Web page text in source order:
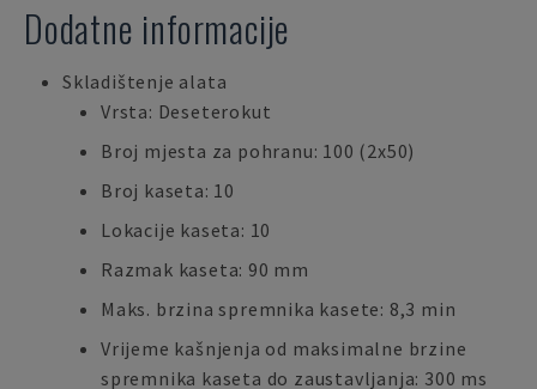
Dodatne informacije
Skladištenje alata
Vrsta: Deseterokut
Broj mjesta za pohranu: 100 (2x50)
Broj kaseta: 10
Lokacije kaseta: 10
Razmak kaseta: 90 mm
Maks. brzina spremnika kasete: 8,3 min
Vrijeme kašnjenja od maksimalne brzine
spremnika kaseta do zaustavljanja: 300 ms